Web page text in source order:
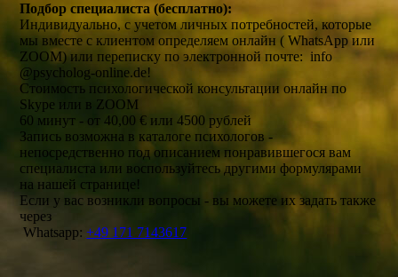
Подбор специалиста (бесплатно):
Индивидуально, с учетом личных потребностей, которые
мы вместе с клиентом определяем онлайн ( WhatsApp или
ZOOM) или переписку по электронной почте: info
@psycholog-online.de!
Стоимость психологической консультации онлайн по
Skype или в ZOOM
60 минут - от 40,00 € или 4500 рублей
Запись возможна в каталоге психологов -
непосредственно под описанием понравившегося вам
специалиста или воспользуйтесь другими формулярами
на нашей странице!
Если у вас возникли вопросы - вы можете их задать также
через
Whatsapp:+49 171 7143617